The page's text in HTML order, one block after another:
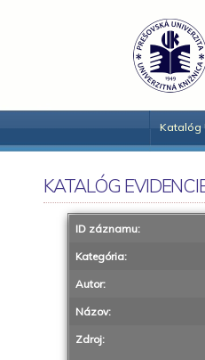
Katalóg
KATALÓG
ID záznamu:
Kategória:
Autor:
Názov:
Zdroj: